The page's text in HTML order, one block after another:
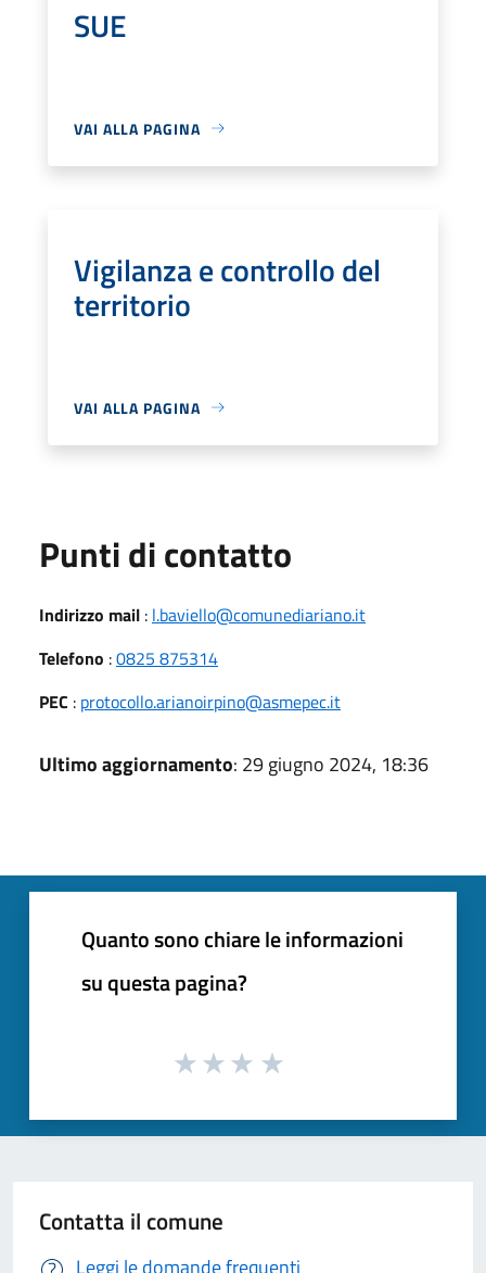
SUE
VAI ALLA PAGINA
Vigilanza e controllo del
territorio
VAI ALLA PAGINA
Punti di contatto
Indirizzo mail : l.baviello@comunediariano.it
Telefono :0825 875314
PEC : protocollo.arianoirpino@asmepec.it
Ultimo aggiornamento: 29 giugno 2024, 18:36
Quanto sono chiare le informazioni
su questa pagina?
Contatta il comune